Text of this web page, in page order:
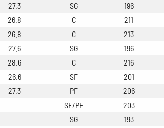
27.3 SG 196
26.8 C 211
26.8 C 213
27.6 SG 196
28.6 C 216
26.6 SF 201
27.3 PF 206
SF/PF 203
SG 193